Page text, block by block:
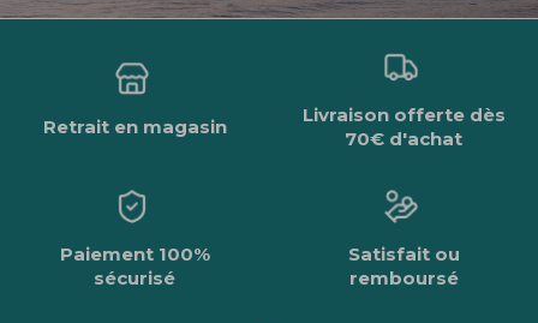
Retrait en magasin
Livraison offerte dès
70€ d'achat
Paiement 100%
sécurisé
Satisfait ou
remboursé